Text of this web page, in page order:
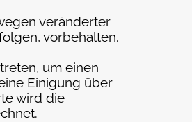
veränderter
vorbehalten.
um einen
Einigung über
wird die